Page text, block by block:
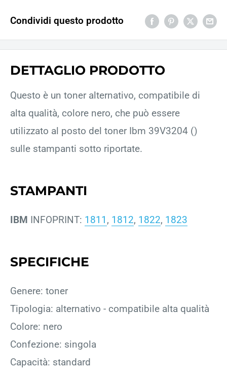
Condividi questo prodotto
DETTAGLIO PRODOTTO
Questo è un toner alternativo, compatibile di
alta qualità, colore nero, che può essere
utilizzato al posto del toner Ibm 39V3204 ()
sulle stampanti sotto riportate.
STAMPANTI
IBM INFOPRINT: 1811 , 1812, 1822, 1823
SPECIFICHE
Genere: toner
Tipologia: alternativo - compatibile alta qualità
Colore: nero
Confezione: singola
Capacità: standard